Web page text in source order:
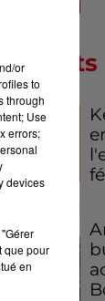
or
to
through
Use
errors;
devices
que pour
en